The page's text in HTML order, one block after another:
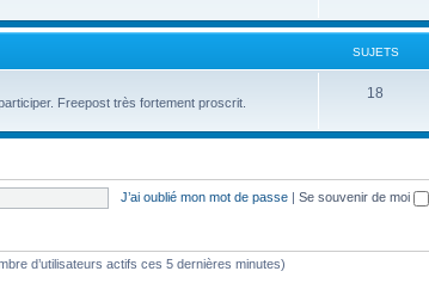
SUJETS
Freepost très fortement proscrit.
18
J’ai oublié mon mot de passe | Se souvenir de moi
d’utilisateurs actifs ces 5 dernières minutes)